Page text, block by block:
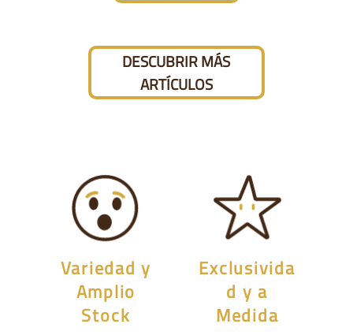
DESCUBRIR MÁS
ARTÍCULOS
Variedad y
Amplio
Stock
Exclusivida
d y a
Medida